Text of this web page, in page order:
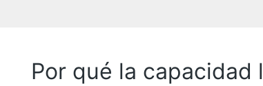
Por qué la